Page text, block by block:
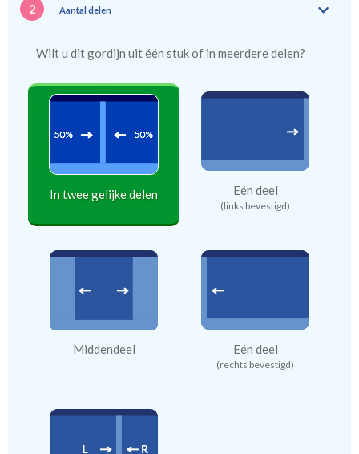
2 Aantal delen
Wilt u dit gordijn uit één stuk of in meerdere delen?
In twee gelijke delen Eén deel
(links bevestigd)
Middendeel Eén deel
(rechts bevestigd)